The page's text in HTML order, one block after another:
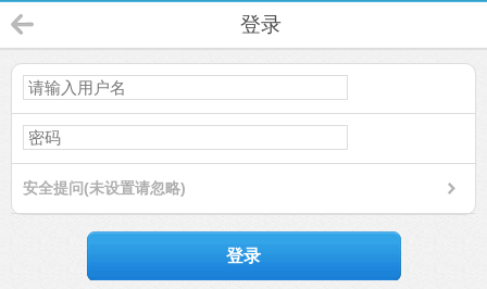
登录
安全提问(未设置请忽略)
登录